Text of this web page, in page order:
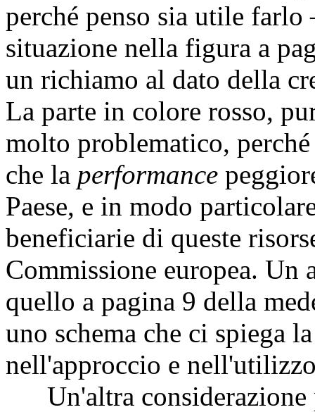
perché penso sia utile
situazione nella figura a
un richiamo al dato della
La parte in colore rosso,
molto problematico,
che la performance
Paese, e in modo
beneficiarie di queste
Commissione europea.
quello a pagina 9 della
uno schema che ci spiega
nell'approccio e
Un'altra considerazione